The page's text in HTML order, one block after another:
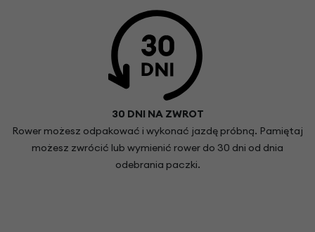
30 DNI NA ZWROT
Rower możesz odpakować i wykonać jazdę próbną. Pamiętaj
możesz zwrócić lub wymienić rower do 30 dni od dnia
odebrania paczki.